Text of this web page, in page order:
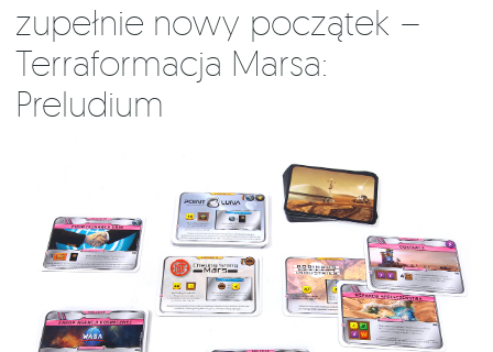
Zupełnie nowy początek –
Terraformacja Marsa:
Preludium